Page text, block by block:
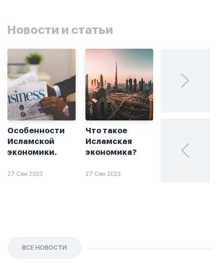
Новости и статьи
Особенности
Исламской
экономики.
27 Сен 2023
Что такое
Исламская
экономика?
27 Сен 2023
халяльное
ВСЕ НОВОСТИ